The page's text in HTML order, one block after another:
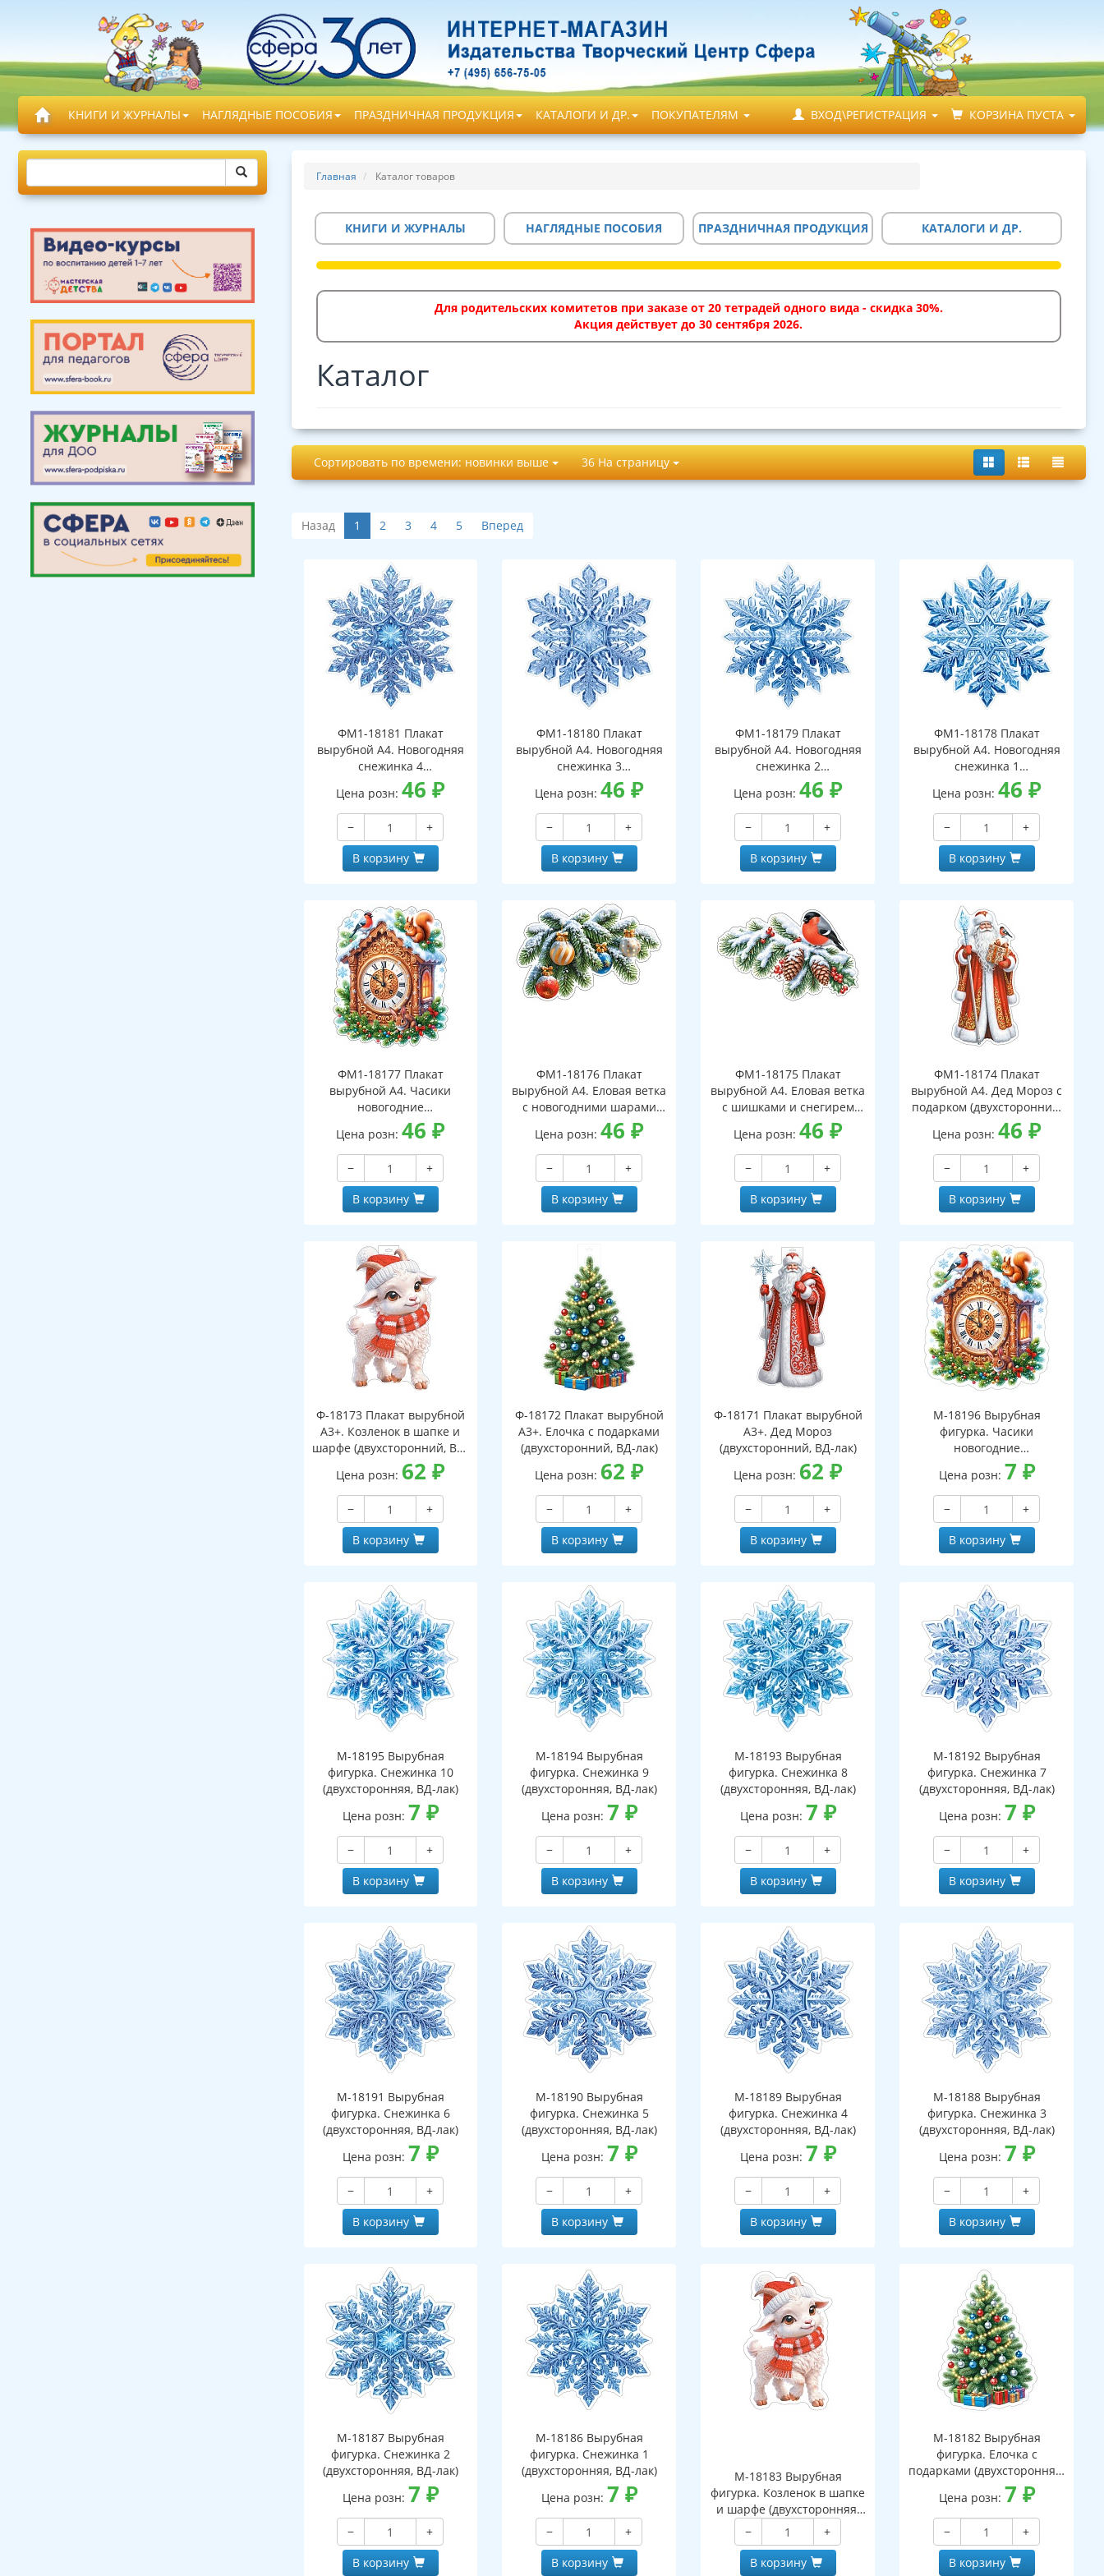
КНИГИ И ЖУРНАЛЫ НАГЛЯДНЫЕ ПОСОБИЯ ПРАЗДНИЧНАЯ ПРОДУКЦИЯ КАТАЛОГИ И ДР. ПОКУПАТЕЛЯМ ВХОД\РЕГИСТРАЦИЯ КОРЗИНА ПУСТА
Главная Каталог товаров
КНИГИ И ЖУРНАЛЫ НАГЛЯДНЫЕ ПОСОБИЯ ПРАЗДНИЧНАЯ ПРОДУКЦИЯ КАТАЛОГИ И ДР.
Для родительских комитетов при заказе от 20 тетрадей одного вида - скидка 30%.
Акция действует до 30 сентября 2026.
Каталог
Сортировать по времени: новинки выше 36 На страницу
Назад 1 2 3 4 5 Вперед
ФМ1-18181 Плакат
вырубной А4. Новогодняя
снежинка 4
(двухсторонний, ВД-лак)
Цена розн:46₽
−
+
В корзину
ФМ1-18180 Плакат
вырубной А4. Новогодняя
снежинка 3
(двухсторонний, ВД-лак)
Цена розн:46₽
−
+
В корзину
ФМ1-18179 Плакат
вырубной А4. Новогодняя
снежинка 2
(двухсторонний, ВД-лак)
Цена розн:46₽
−
+
В корзину
ФМ1-18178 Плакат
вырубной А4. Новогодняя
снежинка 1
(двухсторонний, ВД-лак)
Цена розн:46₽
−
+
В корзину
ФМ1-18177 Плакат
вырубной А4. Часики
новогодние
(двухсторонний, ВД-лак)
Цена розн:46₽
−
+
В корзину
ФМ1-18176 Плакат
вырубной А4. Еловая ветка
с новогодними шарами
(двухсторонний, ВД-лак)
Цена розн:46₽
−
+
В корзину
ФМ1-18175 Плакат
вырубной А4. Еловая ветка
с шишками и снегирем
(двухсторонний, ВД-лак)
Цена розн:46₽
−
+
В корзину
ФМ1-18174 Плакат
вырубной А4. Дед Мороз с
подарком (двухсторонний,
ВД-лак)
Цена розн:46₽
−
+
В корзину
Ф-18173 Плакат вырубной
А3+. Козленок в шапке и
шарфе (двухсторонний, ВД-
Цена розн: 62₽
−
+
В корзину
Ф-18172 Плакат вырубной
А3+. Елочка с подарками
(двухсторонний, ВД-лак)
Цена розн: 62₽
−
+
В корзину
Ф-18171 Плакат вырубной
А3+. Дед Мороз
(двухсторонний, ВД-лак)
Цена розн: 62₽
−
+
В корзину
М-18196 Вырубная
фигурка. Часики
новогодние
(двухсторонняя, ВД-лак)
Цена розн: 7 ₽
−
+
В корзину
М-18195 Вырубная
фигурка. Снежинка 10
(двухсторонняя, ВД-лак)
Цена розн: 7 ₽
−
+
В корзину
М-18194 Вырубная
фигурка. Снежинка 9
(двухсторонняя, ВД-лак)
Цена розн: 7 ₽
−
+
В корзину
М-18193 Вырубная
фигурка. Снежинка 8
(двухсторонняя, ВД-лак)
Цена розн: 7 ₽
−
+
В корзину
М-18192 Вырубная
фигурка. Снежинка 7
(двухсторонняя, ВД-лак)
Цена розн: 7 ₽
−
+
В корзину
М-18191 Вырубная
фигурка. Снежинка 6
(двухсторонняя, ВД-лак)
Цена розн: 7 ₽
−
+
В корзину
М-18190 Вырубная
фигурка. Снежинка 5
(двухсторонняя, ВД-лак)
Цена розн: 7 ₽
−
+
В корзину
М-18189 Вырубная
фигурка. Снежинка 4
(двухсторонняя, ВД-лак)
Цена розн: 7 ₽
−
+
В корзину
М-18188 Вырубная
фигурка. Снежинка 3
(двухсторонняя, ВД-лак)
Цена розн: 7 ₽
−
+
В корзину
М-18187 Вырубная
фигурка. Снежинка 2
(двухсторонняя, ВД-лак)
Цена розн: 7 ₽
−
+
В корзину
М-18186 Вырубная
фигурка. Снежинка 1
(двухсторонняя, ВД-лак)
Цена розн: 7 ₽
−
+
В корзину
М-18183 Вырубная
фигурка. Козленок в шапке
и шарфе (двухсторонняя,
ВД-лак)
−
+
В корзину
М-18182 Вырубная
фигурка. Елочка с
подарками (двухсторонняя,
ВД-лак)
Цена розн: 7 ₽
−
+
В корзину